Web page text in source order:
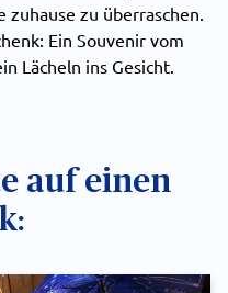
zu überraschen.
Ein Souvenir vom
Lächeln ins Gesicht.
auf einen